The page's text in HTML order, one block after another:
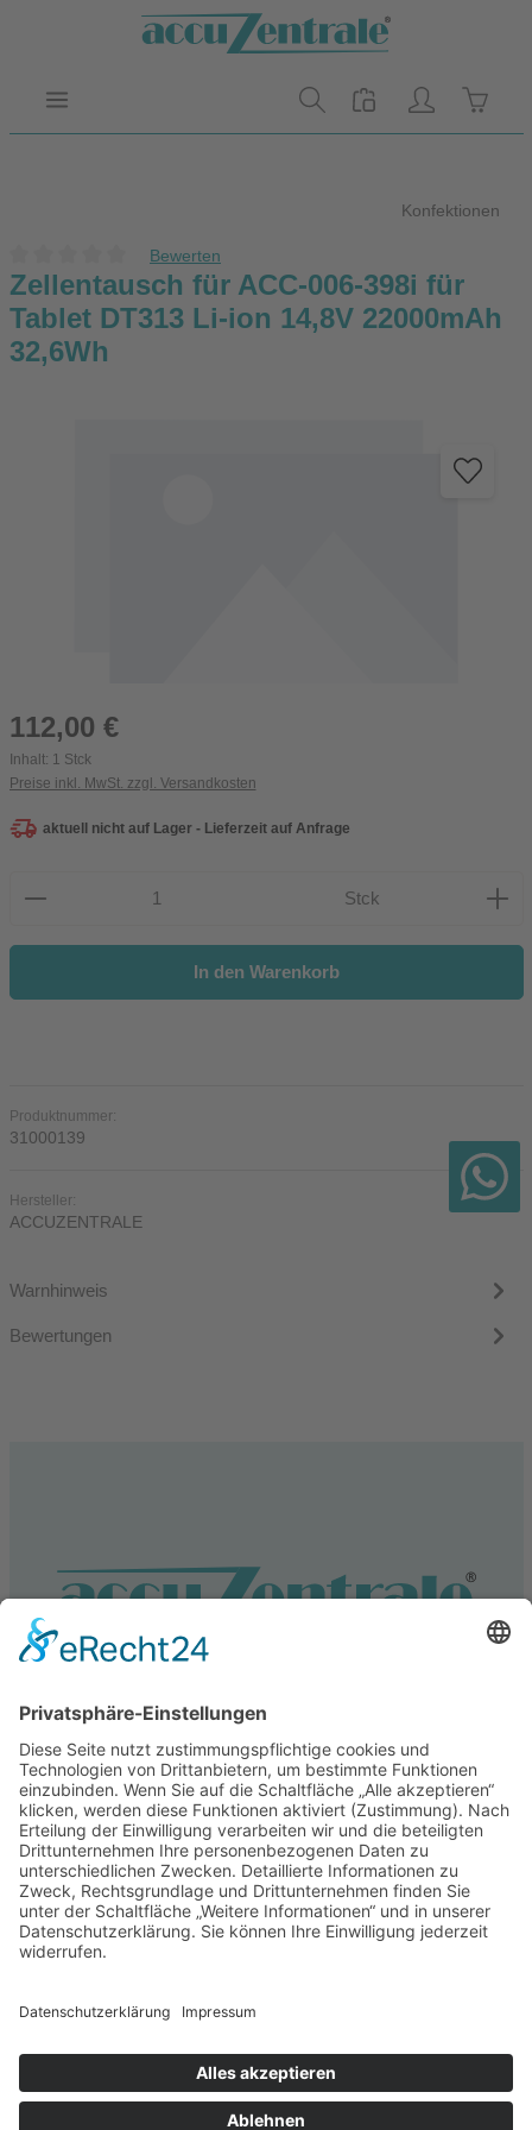
Zum Hauptinhalt springen
Konfektionen
Durchschnittliche Bewertung von 0 von 5 Sternen
Bewerten
Zellentausch für ACC-006-398i für
Tablet DT313 Li-ion 14,8V 22000mAh
32,6Wh
Regulärer Preis:
112,00 €
Inhalt: 1 Stck
Preise inkl. MwSt. zzgl. Versandkosten
aktuell nicht auf Lager - Lieferzeit auf Anfrage
Produkt Anzahl: Gib den gewünschten Wert ein oder
Stck
In den Warenkorb
Produktnummer:
31000139
Hersteller:
ACCUZENTRALE
Warnhinweis
Bewertungen
Service
Information
Unsere weiteren Shops
Alle Preise inkl. gesetzl. Mehrwertsteuer zzgl.Versandkosten
und ggf. Nachnahmegebühren, wenn nicht anders